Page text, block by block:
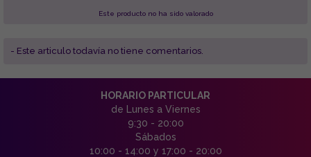
Este producto no ha sido valorado
- Este articulo todavía no tiene comentarios.
HORARIO PARTICULAR
de Lunes a Viernes
9:30 - 20:00
Sábados
10:00 - 14:00 y 17:00 - 20:00